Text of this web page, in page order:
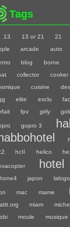
Tags
13 13 or 21 21
arcade auto
blog borne
collector cooker
cuisine
elite exclu
fpv girly
gopro 3
hcII helico
hotel
japon lalogo
mac mame
miam michel
moule musique